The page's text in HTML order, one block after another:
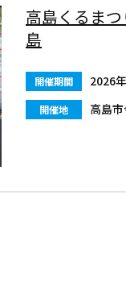
高島くるま
島
開催期間 2026
開催地 高島